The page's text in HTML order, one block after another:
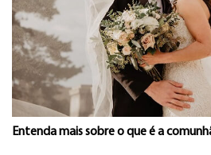
Entenda mais sobre o que é a